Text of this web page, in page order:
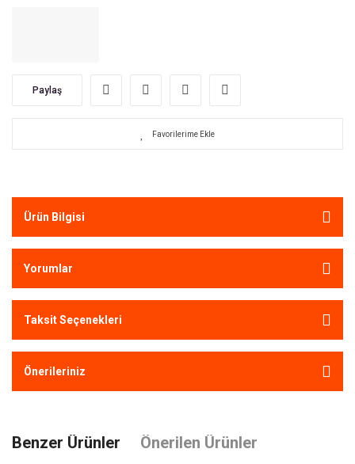
Paylaş
Ürün Bilgisi
Yorumlar
Taksit Seçenekleri
Önerileriniz
Benzer Ürünler Önerilen Ürünler